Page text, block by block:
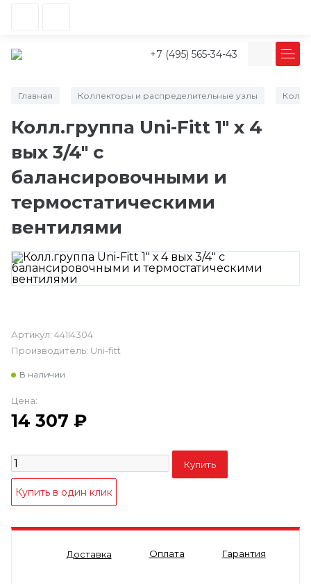
+7 (495) 565-34-43
Главная Коллекторы и распределительные узлы
Колл.группа Uni-Fitt 1" х 4
вых 3/4" с
балансировочными и
термостатическими
вентилями
Артикул: 441I4304
Производитель: Uni-fitt
В наличии
Цена:
14 307 ₽
Доставка Оплата Гарантия